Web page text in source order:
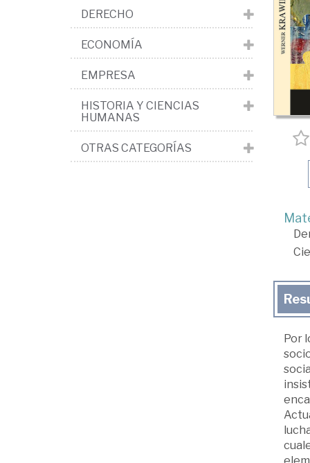
Por
DERECHO
ECONOMÍA
EMPRESA
HISTORIA Y CIENCIAS
HUMANAS
OTRAS CATEGORÍAS